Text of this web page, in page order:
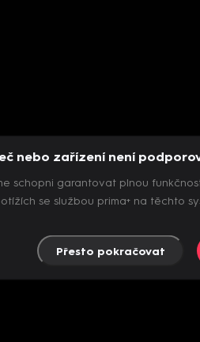
nebo zařízení není
schopni garantovat plnou
se službou prima+ na těchto
Přesto pokračovat